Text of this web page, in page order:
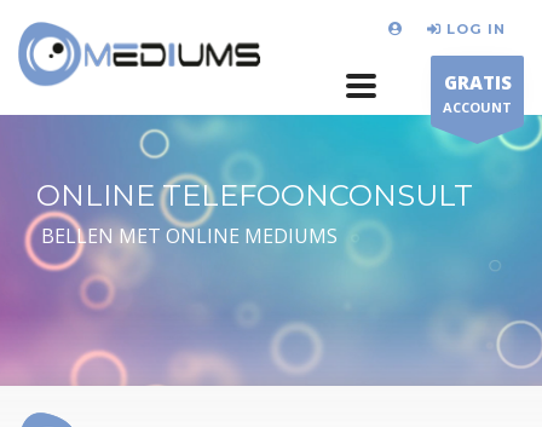
LOG IN
GRATIS
ACCOUNT
ONLINE TELEFOONCONSULT
BELLEN MET ONLINE MEDIUMS